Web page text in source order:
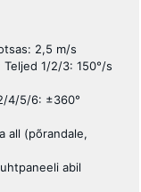
2,5 m/s
1/2/3: 150°/s
4/5/6: ±360°
all (põrandale,
abil